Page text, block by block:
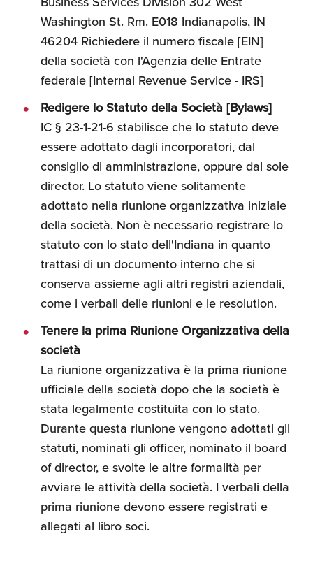
Washington St. Rm. E018 Indianapolis, IN
46204 Richiedere il numero fiscale [EIN]
della società con l'Agenzia delle Entrate
federale [Internal Revenue Service - IRS]
Redigere lo Statuto della Società [Bylaws]
IC § 23-1-21-6 stabilisce che lo statuto deve
essere adottato dagli incorporatori, dal
consiglio di amministrazione, oppure dal sole
director. Lo statuto viene solitamente
adottato nella riunione organizzativa iniziale
della società. Non è necessario registrare lo
statuto con lo stato dell'Indiana in quanto
trattasi di un documento interno che si
conserva assieme agli altri registri aziendali,
come i verbali delle riunioni e le resolution.
Tenere la prima Riunione Organizzativa della
società
La riunione organizzativa è la prima riunione
ufficiale della società dopo che la società è
stata legalmente costituita con lo stato.
Durante questa riunione vengono adottati gli
statuti, nominati gli officer, nominato il board
of director, e svolte le altre formalità per
avviare le attività della società. I verbali della
prima riunione devono essere registrati e
allegati al libro soci.